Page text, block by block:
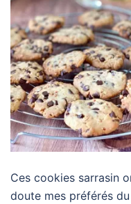
Ces cookies sarrasin
doute mes préférés